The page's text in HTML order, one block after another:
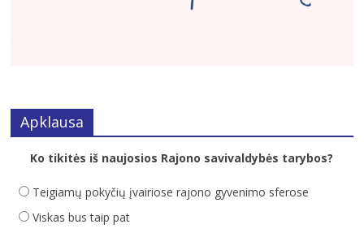
Apklausa
Ko tikitės iš naujosios Rajono savivaldybės tarybos?
Teigiamų pokyčių įvairiose rajono gyvenimo sferose
Viskas bus taip pat